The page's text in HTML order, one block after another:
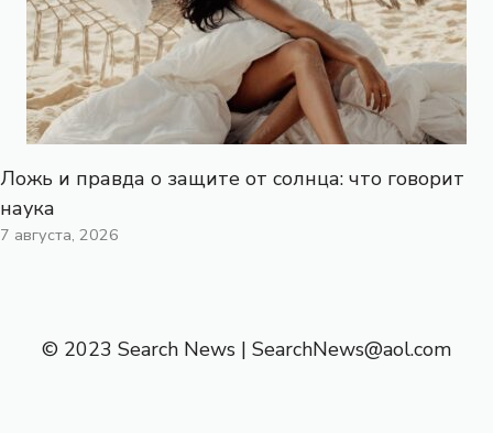
Ложь и правда о защите от солнца: что говорит
наука
7 августа, 2026
© 2023 Search News | SearchNews@aol.com